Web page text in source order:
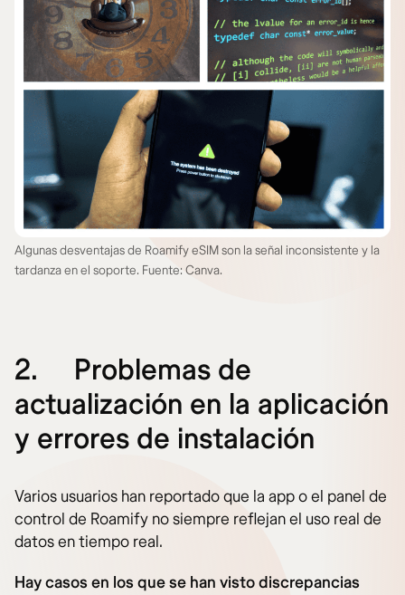
Algunas desventajas de Roamify eSIM son la señal inconsistente y la
tardanza en el soporte. Fuente: Canva.
2.
Problemas de
actualización en la aplicación
y errores de instalación
Varios usuarios han reportado que la app o el panel de
control de Roamify no siempre reflejan el uso real de
datos en tiempo real.
Hay casos en los que se han visto discrepancias